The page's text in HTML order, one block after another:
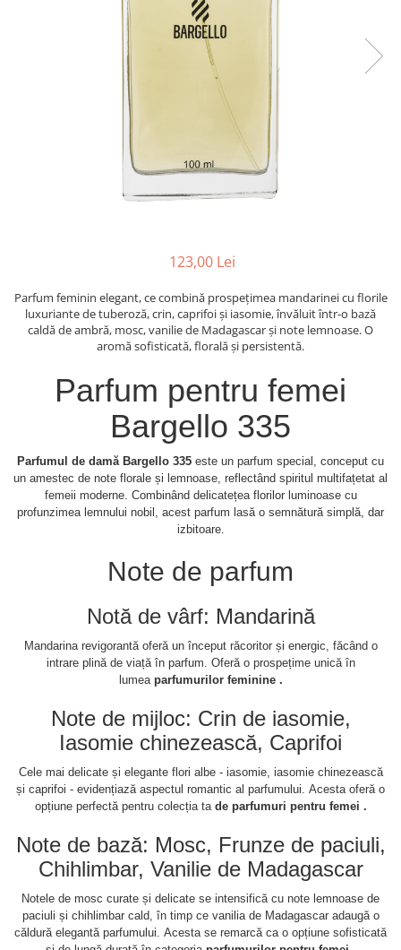
Floral-Fructat-Gurmand
Floral-Lemnos/Mosc
Floral-Fructat/Gurmand
Floral-Aldehidic
Floral-Lemnos
Aromatic-Condimentat
Lemnos-Floral/Mosc
Citric
Aromatic
Aromatic-Verde
123,00 Lei
Parfum feminin elegant, ce combină prospețimea mandarinei cu florile
luxuriante de tuberoză, crin, caprifoi și iasomie, învăluit într-o bază
caldă de ambră, mosc, vanilie de Madagascar și note lemnoase. O
aromă sofisticată, florală și persistentă.
Parfum pentru femei
Bargello 335
Parfumul de damă Bargello 335 este un parfum special, conceput cu
un amestec de note florale și lemnoase, reflectând spiritul multifațetat al
femeii moderne. Combinând delicatețea florilor luminoase cu
profunzimea lemnului nobil, acest parfum lasă o semnătură simplă, dar
izbitoare.
Note de parfum
Notă de vârf: Mandarină
Mandarina revigorantă oferă un început răcoritor și energic, făcând o
intrare plină de viață în parfum. Oferă o prospețime unică în
lumea parfumurilor feminine .
Note de mijloc: Crin de iasomie,
Iasomie chinezească, Caprifoi
Cele mai delicate și elegante flori albe - iasomie, iasomie chinezească
și caprifoi - evidențiază aspectul romantic al parfumului. Acesta oferă o
opțiune perfectă pentru colecția ta de parfumuri pentru femei .
Note de bază: Mosc, Frunze de paciuli,
Chihlimbar, Vanilie de Madagascar
Notele de mosc curate și delicate se intensifică cu note lemnoase de
paciuli și chihlimbar cald, în timp ce vanilia de Madagascar adaugă o
căldură elegantă parfumului. Acesta se remarcă ca o opțiune sofisticată